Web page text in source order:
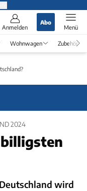
Anmelden
Abo
Menü
Wohnwagen Zubehör
2024
wird